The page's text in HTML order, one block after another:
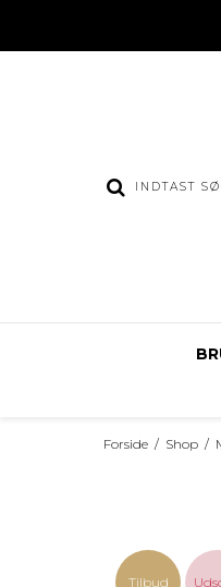
Forside / Shop /
Tilbud